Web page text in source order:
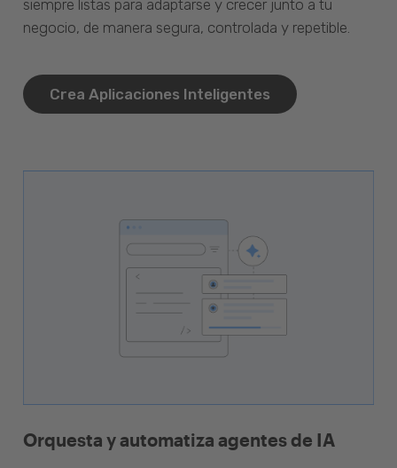
siempre listas para adaptarse y crecer junto a tu
negocio, de manera segura, controlada y repetible.
Crea Aplicaciones Inteligentes
Orquesta y automatiza agentes de IA